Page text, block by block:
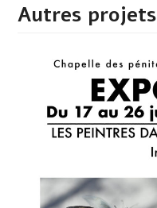
Autres projets